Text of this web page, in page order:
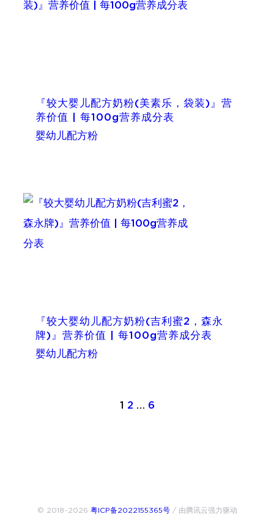
『较大婴儿配方奶粉(美素乐，袋装)』营
养价值 | 每100g营养成分表
婴幼儿配方粉
『较大婴幼儿配方奶粉(吉利蜜2，森永
牌)』营养价值 | 每100g营养成分表
婴幼儿配方粉
1 2 … 6
© 2018~2026 粤ICP备2022155365号/ 由腾讯云强力驱动